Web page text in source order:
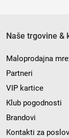
Naše trgovine &
Maloprodajna
Partneri
VIP kartice
Klub pogodnosti
Brandovi
Kontakti za